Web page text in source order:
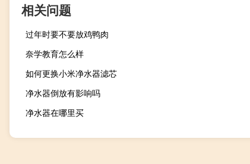
相关问题
过年时要不要放鸡鸭肉
奈学教育怎么样
如何更换小米净水器滤芯
净水器倒放有影响吗
净水器在哪里买